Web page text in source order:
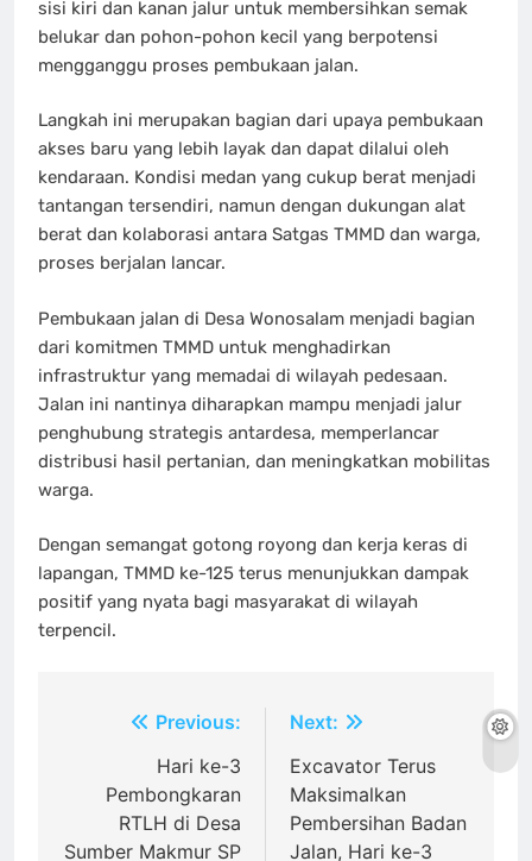
sisi kiri dan kanan jalur untuk membersihkan semak
belukar dan pohon-pohon kecil yang berpotensi
mengganggu proses pembukaan jalan.
Langkah ini merupakan bagian dari upaya pembukaan
akses baru yang lebih layak dan dapat dilalui oleh
kendaraan. Kondisi medan yang cukup berat menjadi
tantangan tersendiri, namun dengan dukungan alat
berat dan kolaborasi antara Satgas TMMD dan warga,
proses berjalan lancar.
Pembukaan jalan di Desa Wonosalam menjadi bagian
dari komitmen TMMD untuk menghadirkan
infrastruktur yang memadai di wilayah pedesaan.
Jalan ini nantinya diharapkan mampu menjadi jalur
penghubung strategis antardesa, memperlancar
distribusi hasil pertanian, dan meningkatkan mobilitas
warga.
Dengan semangat gotong royong dan kerja keras di
lapangan, TMMD ke-125 terus menunjukkan dampak
positif yang nyata bagi masyarakat di wilayah
terpencil.
NavigasiPrevious:
Hari ke-3
Pembongkaran
RTLH di Desa
Sumber Makmur SP
Next:
Excavator Terus
Maksimalkan
Pembersihan Badan
Jalan, Hari ke-3